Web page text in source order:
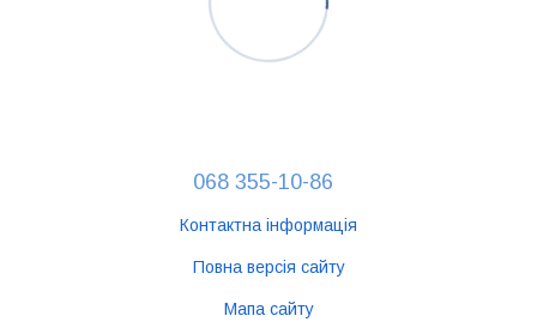
068 355-10-86
Контактна інформація
Повна версія сайту
Мапа сайту